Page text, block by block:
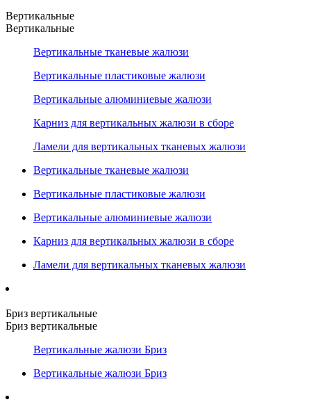
Вертикальные
Вертикальные
Вертикальные тканевые жалюзи
Вертикальные пластиковые жалюзи
Вертикальные алюминиевые жалюзи
Карниз для вертикальных жалюзи в сборе
Ламели для вертикальных тканевых жалюзи
Вертикальные тканевые жалюзи
Вертикальные пластиковые жалюзи
Вертикальные алюминиевые жалюзи
Карниз для вертикальных жалюзи в сборе
Ламели для вертикальных тканевых жалюзи
Бриз вертикальные
Бриз вертикальные
Вертикальные жалюзи Бриз
Вертикальные жалюзи Бриз